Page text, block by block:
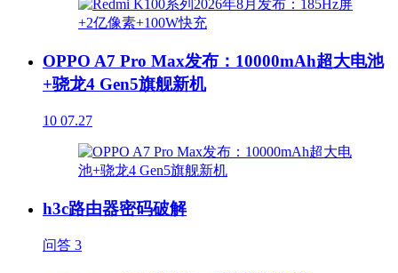
OPPO A7 Pro Max发布：10000mAh超大电池
+骁龙4 Gen5旗舰新机
10 07.27
h3c路由器密码破解
问答 3